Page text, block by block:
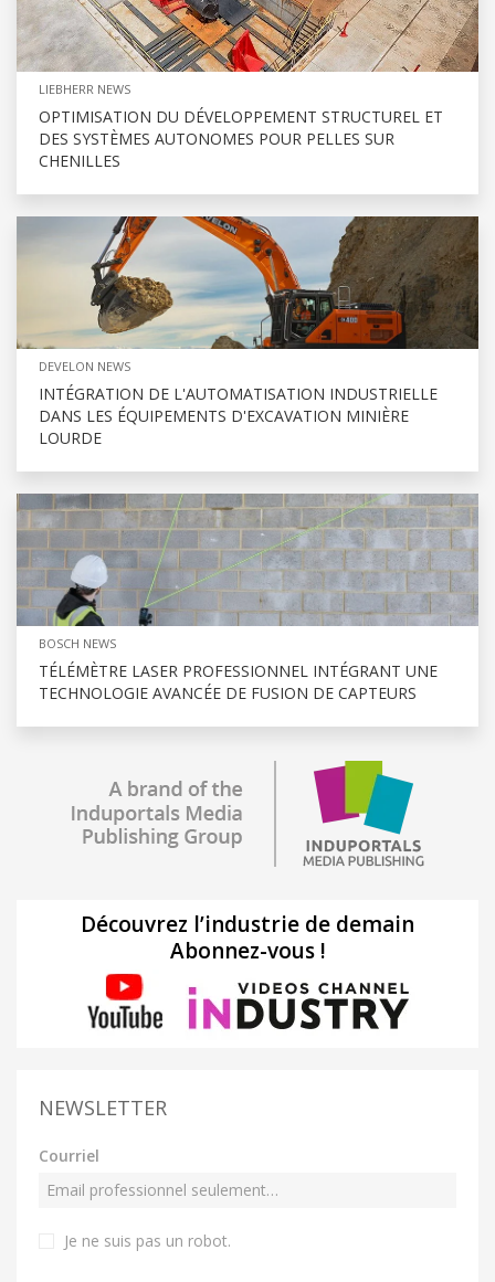
LIEBHERR NEWS
OPTIMISATION DU DÉVELOPPEMENT STRUCTUREL ET
DES SYSTÈMES AUTONOMES POUR PELLES SUR
CHENILLES
DEVELON NEWS
INTÉGRATION DE L'AUTOMATISATION INDUSTRIELLE
DANS LES ÉQUIPEMENTS D'EXCAVATION MINIÈRE
LOURDE
BOSCH NEWS
TÉLÉMÈTRE LASER PROFESSIONNEL INTÉGRANT UNE
TECHNOLOGIE AVANCÉE DE FUSION DE CAPTEURS
Découvrez l’industrie de demain
Abonnez-vous !
NEWSLETTER
Courriel
Je ne suis pas un robot.